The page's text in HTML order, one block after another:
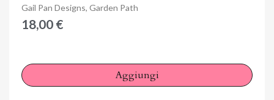
Anteprima
Gail Pan Designs, Garden Path
18,00 €
Aggiungi